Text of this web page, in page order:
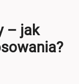
– jak